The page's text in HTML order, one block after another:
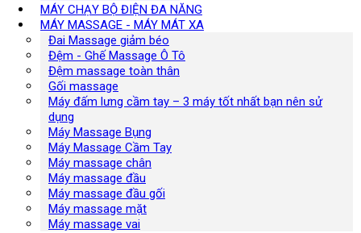
MÁY CHẠY BỘ ĐIỆN ĐA NĂNG
MÁY MASSAGE - MÁY MÁT XA
Đai Massage giảm béo
Đệm - Ghế Massage Ô Tô
Đệm massage toàn thân
Gối massage
Máy đấm lưng cầm tay – 3 máy tốt nhất bạn nên sử
dụng
Máy Massage Bụng
Máy Massage Cầm Tay
Máy massage chân
Máy massage đầu
Máy massage đầu gối
Máy massage mặt
Máy massage vai